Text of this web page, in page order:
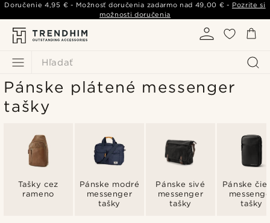
Hľadať
Doručenie4,95 € - Možnosť doručenia zadarmo nad 49,00 € - Pozrite si
možnosti doručenia
Pánske plátené messenger
tašky
Tašky cez
rameno
Pánske modré
messenger
tašky
Pánske sivé
messenger
tašky
Pánske
tašky